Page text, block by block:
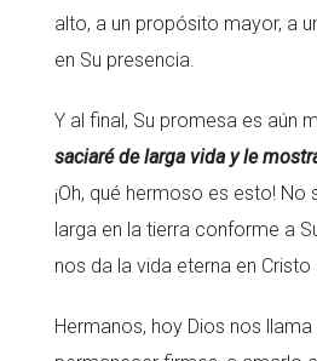
alto, a un propósito mayor, a
en Su presencia.
Y al final, Su promesa es aún
saciaré de larga vida y le
¡Oh, qué hermoso es esto!
larga en la tierra conforme a
nos da la vida eterna en Cristo
Hermanos, hoy Dios nos